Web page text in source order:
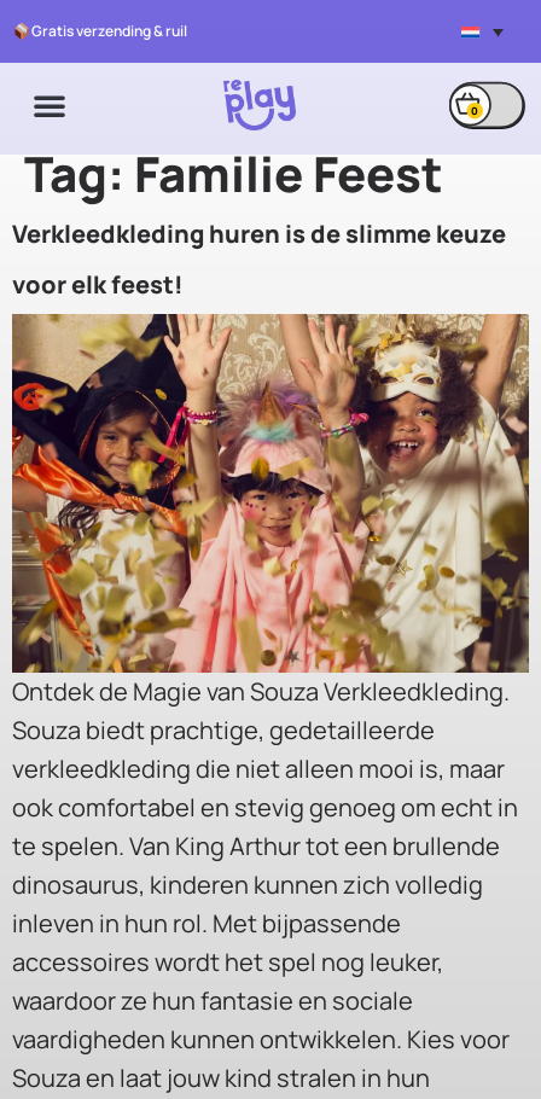
Gratis verzending & ruil
0
Tag:Familie Feest
Verkleedkleding huren is de slimme keuze
voor elk feest!
Ontdek de Magie van Souza Verkleedkleding.
Souza biedt prachtige, gedetailleerde
verkleedkleding die niet alleen mooi is, maar
ook comfortabel en stevig genoeg om echt in
te spelen. Van King Arthur tot een brullende
dinosaurus, kinderen kunnen zich volledig
inleven in hun rol. Met bijpassende
accessoires wordt het spel nog leuker,
waardoor ze hun fantasie en sociale
vaardigheden kunnen ontwikkelen. Kies voor
Souza en laat jouw kind stralen in hun